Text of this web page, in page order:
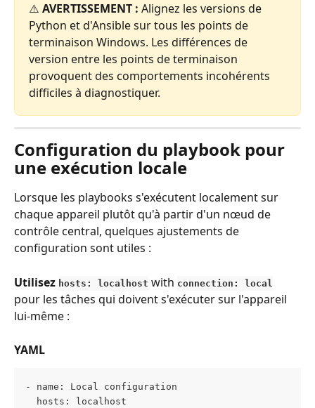
⚠️ AVERTISSEMENT : Alignez les versions de
Python et d'Ansible sur tous les points de
terminaison Windows. Les différences de
version entre les points de terminaison
provoquent des comportements incohérents
difficiles à diagnostiquer.
Configuration du playbook pour
une exécution locale
Lorsque les playbooks s'exécutent localement sur
chaque appareil plutôt qu'à partir d'un nœud de
contrôle central, quelques ajustements de
configuration sont utiles :
Utilisez hosts: localhost with connection: local
pour les tâches qui doivent s'exécuter sur l'appareil
lui-même :
YAML
- name: Local configuration
  hosts: localhost